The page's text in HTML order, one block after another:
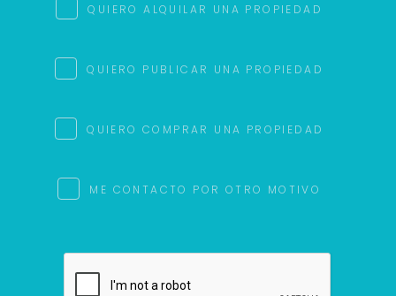
QUIERO ALQUILAR UNA PROPIEDAD
QUIERO PUBLICAR UNA PROPIEDAD
QUIERO COMPRAR UNA PROPIEDAD
ME CONTACTO POR OTRO MOTIVO